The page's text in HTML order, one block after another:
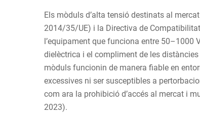
Els mòduls d’alta tensió destinats al
2014/35/UE) i la Directiva de
l’equipament que funciona entre 50–1000
dielèctrica i el compliment de les
mòduls funcionin de manera fiable en
excessives ni ser susceptibles a
com ara la prohibició d’accés al mercat i
2023).